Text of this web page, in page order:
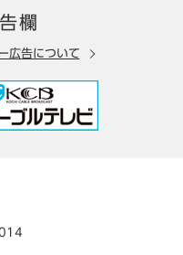
欄
広告について